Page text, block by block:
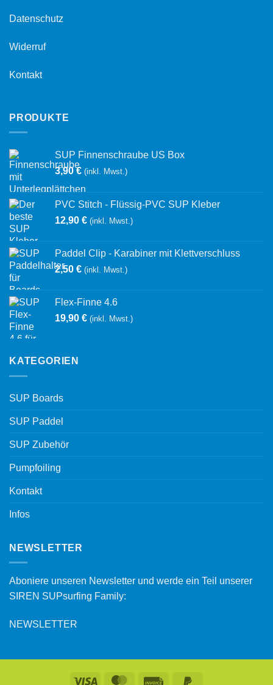
Datenschutz
Widerruf
Kontakt
PRODUKTE
SUP Finnenschraube US Box
3,90€ (inkl. Mwst.)
PVC Stitch - Flüssig-PVC SUP Kleber
12,90 € (inkl. Mwst.)
Paddel Clip - Karabiner mit Klettverschluss
2,50 € (inkl. Mwst.)
Flex-Finne 4.6
19,90 € (inkl. Mwst.)
KATEGORIEN
SUP Boards
SUP Paddel
SUP Zubehör
Pumpfoiling
Kontakt
Infos
NEWSLETTER
Aboniere unseren Newsletter und werde ein Teil unserer
SIREN SUPsurfing Family:
NEWSLETTER